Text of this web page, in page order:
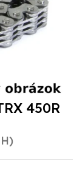
450R